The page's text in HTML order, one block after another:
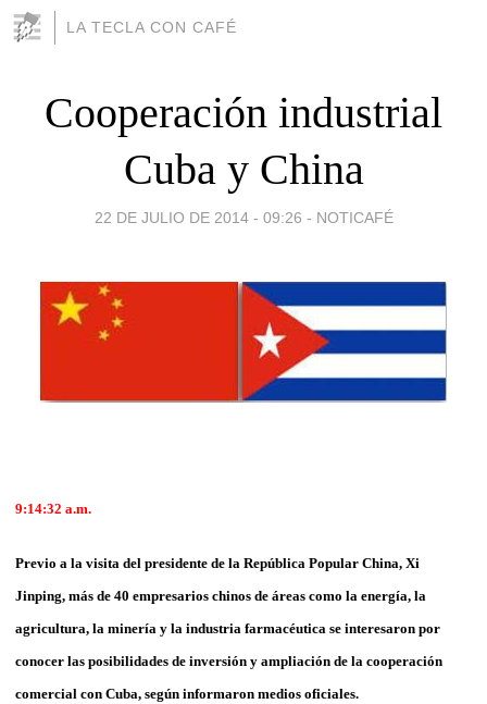
LA TECLA CON CAFÉ
Cooperación industrial
Cuba y China
22 DE JULIO DE 2014 - 09:26 - NOTICAFÉ
9:14:32 a.m.
Previo a la visita del presidente de la República Popular China, Xi
Jinping, más de 40 empresarios chinos de áreas como la energía, la
agricultura, la minería y la industria farmacéutica se interesaron por
conocer las posibilidades de inversión y ampliación de la cooperación
comercial con Cuba, según informaron medios oficiales.